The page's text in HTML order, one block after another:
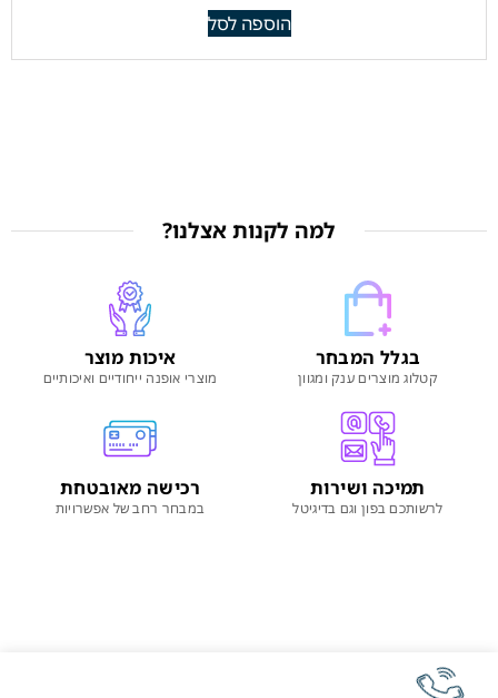
הוספה לסל
למה לקנות אצלנו?
בגלל המבחר
קטלוג מוצרים ענק ומגוון
איכות מוצר
מוצרי אופנה ייחודיים ואיכותיים
תמיכה ושירות
לרשותכם בפון וגם בדיגיטל
רכישה מאובטחת
במבחר רחב של אפשרויות